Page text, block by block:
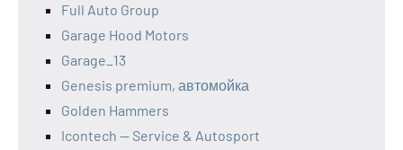
Full Auto Group
Garage Hood Motors
Garage_13
Genesis premium, автомойка
Golden Hammers
Icontech — Service & Autosport